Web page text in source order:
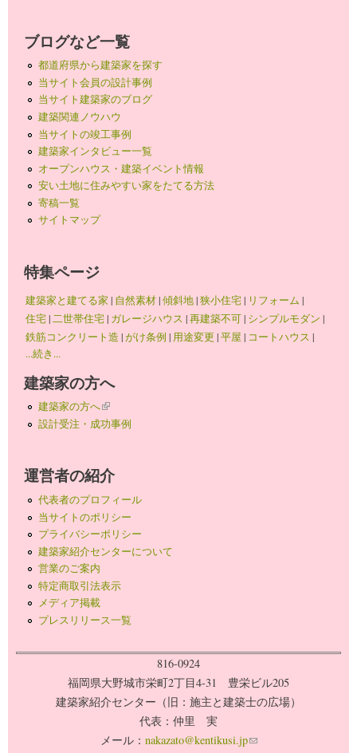
ブログなど一覧
都道府県から建築家を探す
当サイト会員の設計事例
当サイト建築家のブログ
建築関連ノウハウ
当サイトの竣工事例
建築家インタビュー一覧
オープンハウス・建築イベント情報
安い土地に住みやすい家をたてる方法
寄稿一覧
サイトマップ
特集ページ
建築家と建てる家 | 自然素材|傾斜地|狭小住宅| リフォーム |
住宅|二世帯住宅| ガレージハウス |再建築不可| シンプルモダン |
鉄筋コンクリート造 |がけ条例 | 用途変更 |平屋 | コートハウス |
...続き...
建築家の方へ
建築家の方へ(link is external)
設計受注・成功事例
運営者の紹介
代表者のプロフィール
当サイトのポリシー
プライバシーポリシー
建築家紹介センターについて
営業のご案内
特定商取引法表示
メディア掲載
プレスリリース一覧
816-0924
福岡県大野城市栄町2丁目4-31 豊栄ビル205
建築家紹介センター（旧：施主と建築士の広場）
代表：仲里 実
メール： nakazato@kentikusi.jp(link sends e-mail)